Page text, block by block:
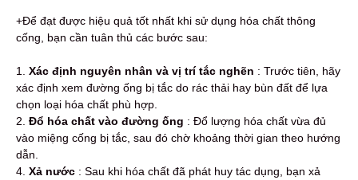
+Để đạt được hiệu quả tốt nhất khi sử dụng hóa chất thông
cống, bạn cần tuân thủ các bước sau:
1. Xác định nguyên nhân và vị trí tắc nghẽn : Trước tiên, hãy
xác định xem đường ống bị tắc do rác thải hay bùn đất để lựa
chọn loại hóa chất phù hợp.
2. Đổ hóa chất vào đường ống : Đổ lượng hóa chất vừa đủ
vào miệng cống bị tắc, sau đó chờ khoảng thời gian theo hướng
dẫn.
4. Xả nước : Sau khi hóa chất đã phát huy tác dụng, bạn xả